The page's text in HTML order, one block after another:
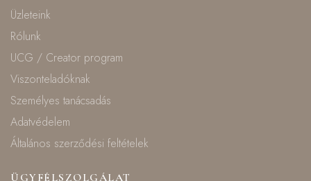
Üzleteink
Rólunk
UCG / Creator program
Viszonteladóknak
Személyes tanácsadás
Adatvédelem
Általános szerződési feltételek
ÜGYFÉLSZOLGÁLAT